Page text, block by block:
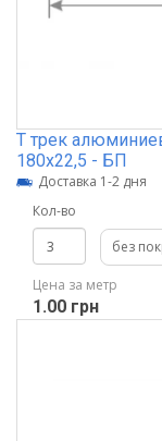
Т трек
180х22,5 - БП
Доставка 1-2 дня
Кол-во
без
Цена за метр
1.00 грн